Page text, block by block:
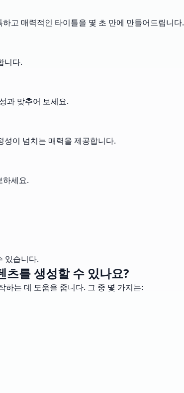
고 매력적인 타이틀을 몇 초 만에 만들어드립니다.
니다.
과 맞추어 보세요.
이 넘치는 매력을 제공합니다.
하세요.
있습니다.
츠를 생성할 수 있나요?
하는 데 도움을 줍니다. 그 중 몇 가지는: